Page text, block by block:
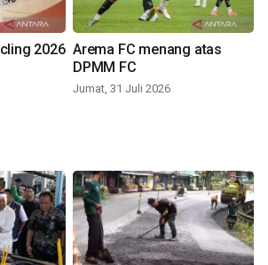
2026 Arema FC menang atas
DPMM FC
Jumat, 31 Juli 2026